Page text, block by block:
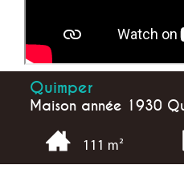
Quimper
Maison année 1930
111 m²